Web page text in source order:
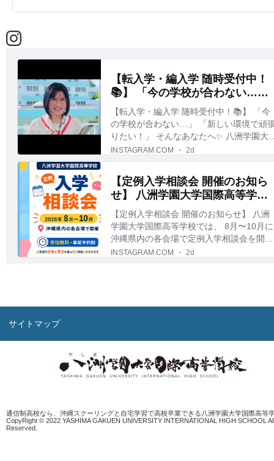
サイトマップ
通信制高校なら、沖縄スクーリングと自宅学習で高校卒業できる八洲学園大学国際高等
CopyRight © 2022 YASHIMA GAKUEN UNIVERSITY INTERNATIONAL HIGH SCHOOL
Reserved.